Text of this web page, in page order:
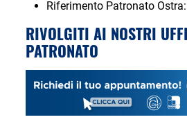
Riferimento Patronato
RIVOLGITI AI NOSTRI
PATRONATO